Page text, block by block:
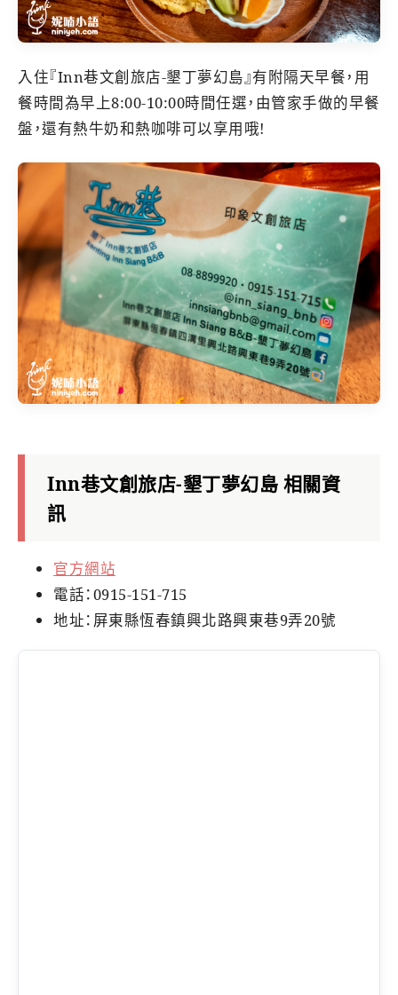
入住『Inn巷文創旅店-墾丁夢幻島』有附隔天早餐，用
餐時間為早上8:00-10:00時間任選，由管家手做的早餐
盤，還有熱牛奶和熱咖啡可以享用哦!
Inn巷文創旅店-墾丁夢幻島 相關資
訊
官方網站
電話：0915-151-715
地址：屏東縣恆春鎮興北路興東巷9弄20號